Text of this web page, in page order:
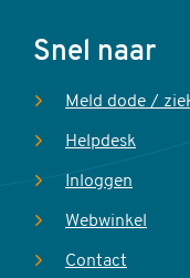
Voet
Snel naar
Meld dode /
Helpdesk
Inloggen
Webwinkel
Contact